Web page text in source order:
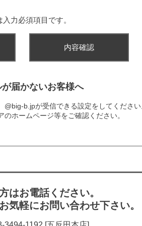
入力必須項目です。
が届かないお客様へ
@big-b.jpが受信できる設定をしてくださ
のホームページ等をご確認ください。
はお電話ください。
気軽にお問い合わせ下さい。